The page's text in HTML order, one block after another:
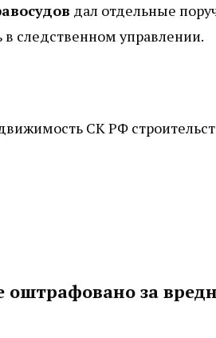
дал отдельные
следственном управлении.
СК РФ
оштрафовано за